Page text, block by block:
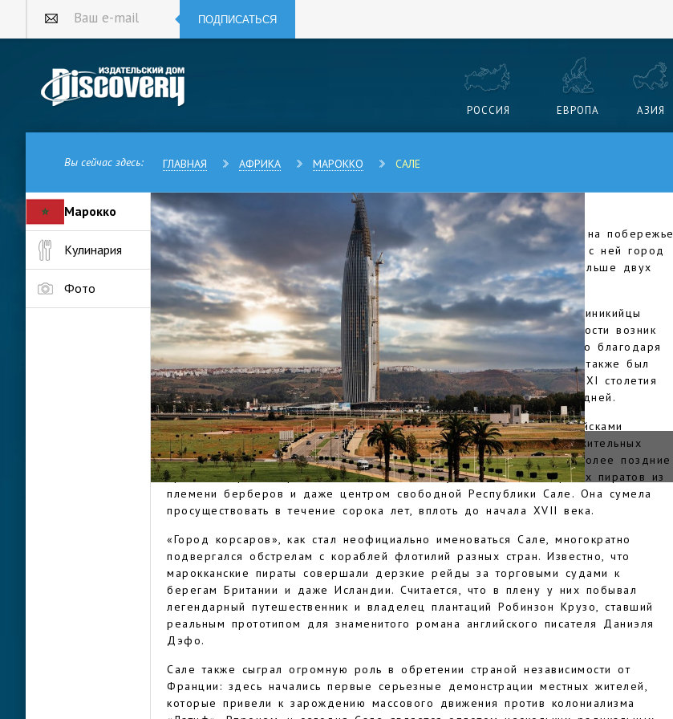
Ваш e-mail ПОДПИСАТЬСЯ
РОССИЯ ЕВРОПА АЗИЯ
Вы сейчас здесь: ГЛАВНАЯ АФРИКА МАРОККО САЛЕ
Марокко
Кулинария
Фото
САЛЕ
Сале – пятый по величине город в Марокко, который расположен на побережье
Атлантического океана, вплотную к столице страны Рабату. Вместе с ней город
образует общую столичную агломерацию, в которой проживают больше двух
миллиона человек.
Первое постоянное поселение в устье реки Бу-Регрег основали финикийцы
больше двух тысяч лет назад. Позже, уже в Средние века поблизости возник
римский город Сала Колония, ставший крупнейшим портом Марокко благодаря
удобному расположению между городами Марракеш и Фес. Сале также был
одним из важнейших религиозных центров, построенная в начале XI столетия
мечеть и медресе XIII века благополучно сохранились до наших дней.
Город вошел в военную историю страны крупным сражением с войсками
испанского короля Альфонсо X Кастильского, когда после продолжительных
столкновений Сале на две недели был захвачен неприятелем. В более поздние
времена город и прилегающие земли стали убежищем для морских пиратов из
племени берберов и даже центром свободной Республики Сале. Она сумела
просуществовать в течение сорока лет, вплоть до начала XVII века.
«Город корсаров», как стал неофициально именоваться Сале, многократно
подвергался обстрелам с кораблей флотилий разных стран. Известно, что
марокканские пираты совершали дерзкие рейды за торговыми судами к
берегам Британии и даже Исландии. Считается, что в плену у них побывал
легендарный путешественник и владелец плантаций Робинзон Крузо, ставший
реальным прототипом для знаменитого романа английского писателя Даниэля
Дэфо.
Сале также сыграл огромную роль в обретении страной независимости от
Франции: здесь начались первые серьезные демонстрации местных жителей,
которые привели к зарождению массового движения против колониализма